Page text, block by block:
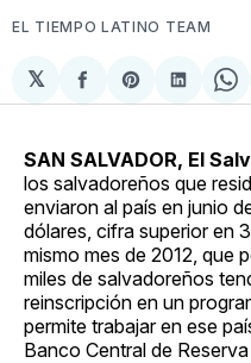
EL TIEMPO LATINO TEAM
𝕏
Compartir
en
Share
on
en
on
SAN SALVADOR, El
los salvadoreños que
enviaron al país en junio
dólares, cifra superior en
mismo mes de 2012, que
miles de salvadoreños
reinscripción en un
permite trabajar en ese
Banco Central de